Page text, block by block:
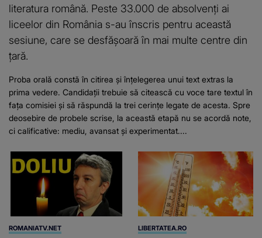
literatura română. Peste 33.000 de absolvenți ai
liceelor din România s-au înscris pentru această
sesiune, care se desfășoară în mai multe centre din
țară.
Proba orală constă în citirea și înțelegerea unui text extras la
prima vedere. Candidații trebuie să citească cu voce tare textul în
fața comisiei și să răspundă la trei cerințe legate de acesta. Spre
deosebire de probele scrise, la această etapă nu se acordă note,
ci calificative: mediu, avansat și experimentat....
ROMANIATV.NET LIBERTATEA.RO